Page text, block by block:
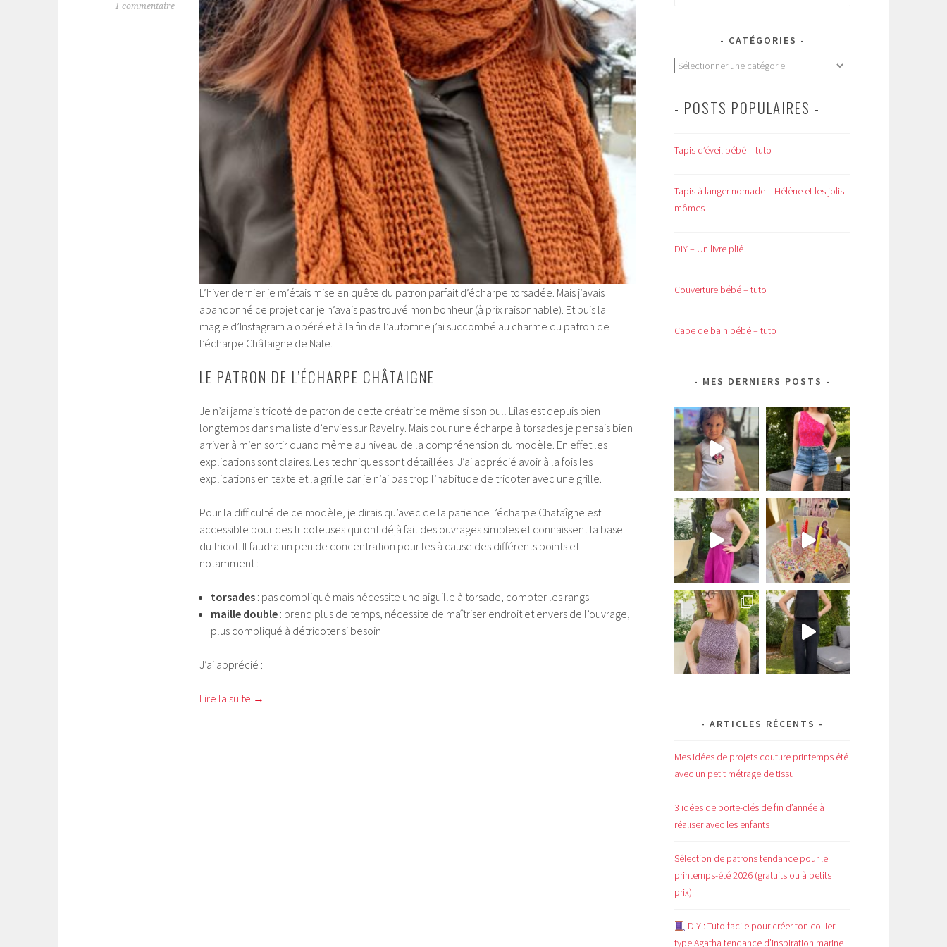
1 commentaire
L’hiver dernier je m’étais mise en quête du patron parfait d’écharpe torsadée. Mais j’avais
abandonné ce projet car je n’avais pas trouvé mon bonheur (à prix raisonnable). Et puis la
magie d’Instagram a opéré et à la fin de l’automne j’ai succombé au charme du patron de
l’écharpe Châtaigne de Nale.
LE PATRON DE L’ÉCHARPE CHÂTAIGNE
Je n’ai jamais tricoté de patron de cette créatrice même si son pull Lilas est depuis bien
longtemps dans ma liste d’envies sur Ravelry. Mais pour une écharpe à torsades je pensais bien
arriver à m’en sortir quand même au niveau de la compréhension du modèle. En effet les
explications sont claires. Les techniques sont détaillées. J’ai apprécié avoir à la fois les
explications en texte et la grille car je n’ai pas trop l’habitude de tricoter avec une grille.
Pour la difficulté de ce modèle, je dirais qu’avec de la patience l’écharpe Chataîgne est
accessible pour des tricoteuses qui ont déjà fait des ouvrages simples et connaissent la base
du tricot. Il faudra un peu de concentration pour les à cause des différents points et
notamment :
torsades : pas compliqué mais nécessite une aiguille à torsade, compter les rangs
maille double : prend plus de temps, nécessite de maîtriser endroit et envers de l’ouvrage,
plus compliqué à détricoter si besoin
J’ai apprécié :
Lire la suite →
CATÉGORIES
Catégories
- POSTS POPULAIRES -
Tapis d’éveil bébé – tuto
Tapis à langer nomade – Hélène et les jolis
mômes
DIY – Un livre plié
Couverture bébé – tuto
Cape de bain bébé – tuto
MES DERNIERS POSTS
ARTICLES RÉCENTS
Mes idées de projets couture printemps été
avec un petit métrage de tissu
3 idées de porte-clés de fin d’année à
réaliser avec les enfants
Sélection de patrons tendance pour le
printemps-été 2026 (gratuits ou à petits
prix)
DIY : Tuto facile pour créer ton collier
type Agatha tendance d’inspiration marine